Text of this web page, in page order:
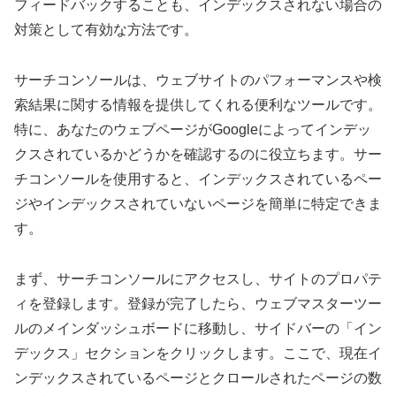
フィードバックすることも、インデックスされない場合の
対策として有効な方法です。
サーチコンソールは、ウェブサイトのパフォーマンスや検
索結果に関する情報を提供してくれる便利なツールです。
特に、あなたのウェブページがGoogleによってインデッ
クスされているかどうかを確認するのに役立ちます。サー
チコンソールを使用すると、インデックスされているペー
ジやインデックスされていないページを簡単に特定できま
す。
まず、サーチコンソールにアクセスし、サイトのプロパテ
ィを登録します。登録が完了したら、ウェブマスターツー
ルのメインダッシュボードに移動し、サイドバーの「イン
デックス」セクションをクリックします。ここで、現在イ
ンデックスされているページとクロールされたページの数